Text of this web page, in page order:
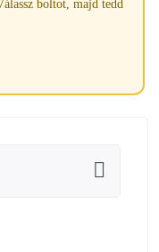
boltot, majd tedd